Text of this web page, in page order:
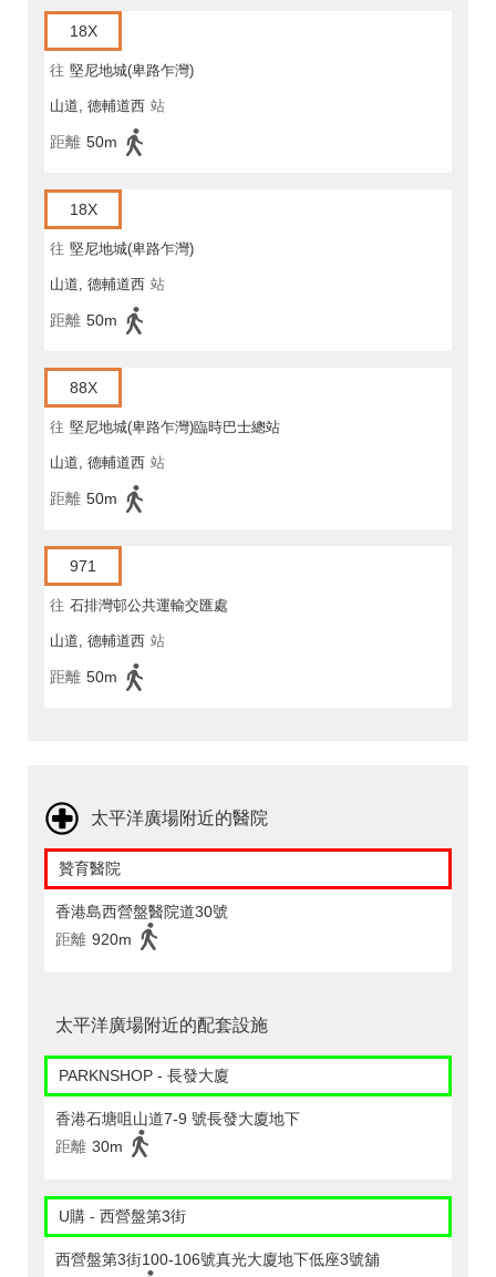
18X
往 堅尼地城(卑路乍灣)
山道, 德輔道西 站
距離 50m
18X
往 堅尼地城(卑路乍灣)
山道, 德輔道西 站
距離 50m
88X
往 堅尼地城(卑路乍灣)臨時巴士總站
山道, 德輔道西 站
距離 50m
971
往 石排灣邨公共運輸交匯處
山道, 德輔道西 站
距離 50m
太平洋廣場附近的醫院
贊育醫院
香港島西營盤醫院道30號
距離 920m
太平洋廣場附近的配套設施
PARKNSHOP - 長發大廈
香港石塘咀山道7-9 號長發大廈地下
距離 30m
U購 - 西營盤第3街
西營盤第3街100-106號真光大廈地下低座3號舖